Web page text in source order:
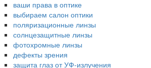
ваши права в оптике
выбираем салон оптики
поляризационные линзы
солнцезащитные линзы
фотохромные линзы
дефекты зрения
защита глаз от УФ-излучения